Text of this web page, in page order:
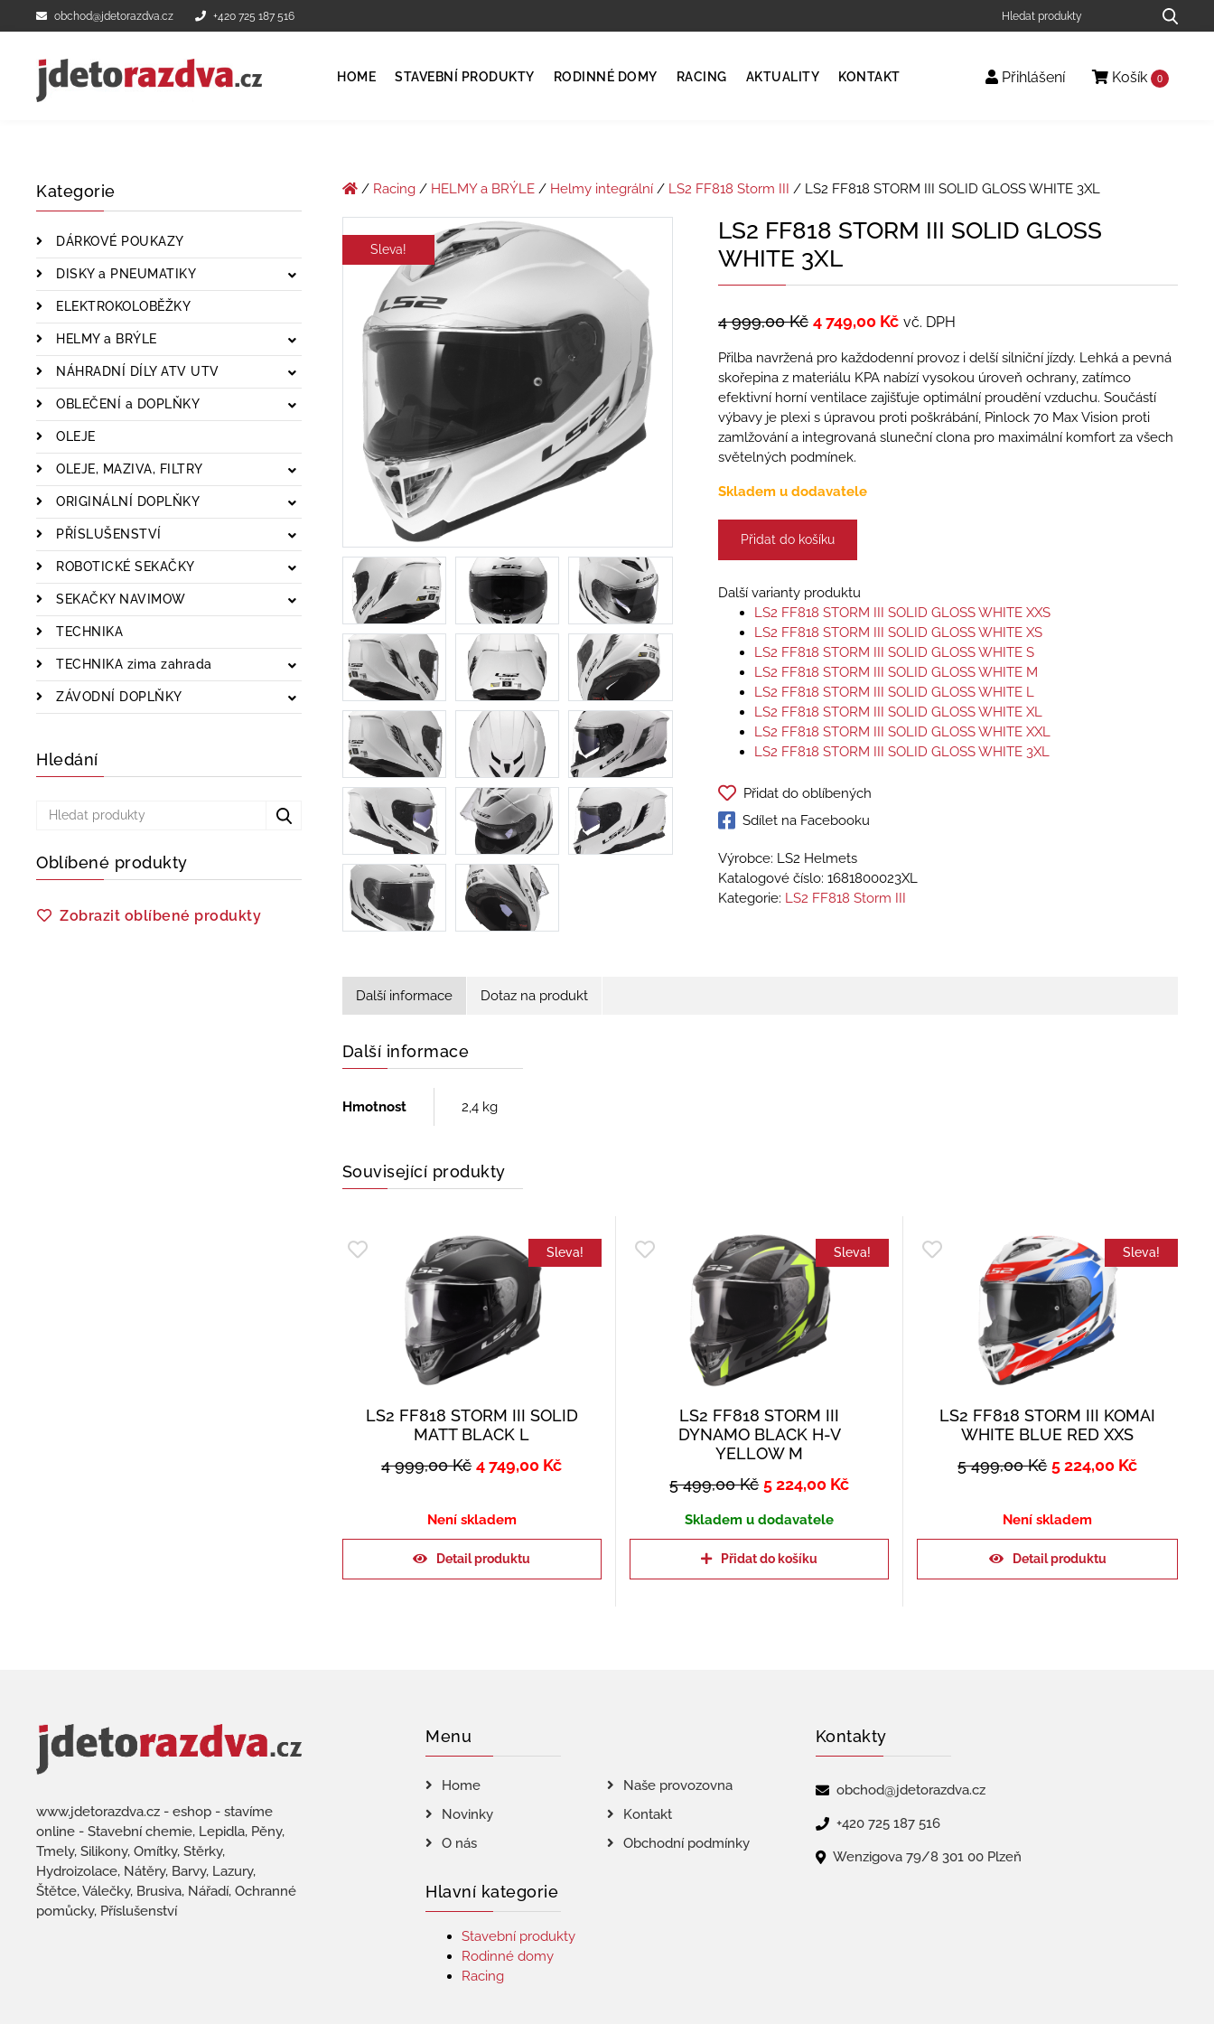
obchod@jdetorazdva.cz +420 725 187 516
HOME STAVEBNÍ PRODUKTY RODINNÉ DOMY RACING AKTUALITY KONTAKT Přihlášení Košík 0
Kategorie
DÁRKOVÉ POUKAZY
DISKY a PNEUMATIKY
ELEKTROKOLOBĚŽKY
HELMY a BRÝLE
NÁHRADNÍ DÍLY ATV UTV
OBLEČENÍ a DOPLŇKY
OLEJE
OLEJE, MAZIVA, FILTRY
ORIGINÁLNÍ DOPLŇKY
PŘÍSLUŠENSTVÍ
ROBOTICKÉ SEKAČKY
SEKAČKY NAVIMOW
TECHNIKA
TECHNIKA zima zahrada
ZÁVODNÍ DOPLŇKY
Hledání
Oblíbené produkty
Zobrazit oblíbené produkty
/ Racing/ HELMY a BRÝLE/ Helmy integrální/ LS2 FF818 Storm III / LS2 FF818 STORM III SOLID GLOSS WHITE 3XL
Sleva!
LS2 FF818 STORM III SOLID GLOSS
WHITE 3XL
4 999,00Kč 4 749,00 Kč vč. DPH
Přilba navržená pro každodenní provoz i delší silniční jízdy. Lehká a pevná
skořepina z materiálu KPA nabízí vysokou úroveň ochrany, zatímco
efektivní horní ventilace zajišťuje optimální proudění vzduchu. Součástí
výbavy je plexi s úpravou proti poškrábání, Pinlock 70 Max Vision proti
zamlžování a integrovaná sluneční clona pro maximální komfort za všech
světelných podmínek.
Skladem u dodavatele
Přidat do košíku
Další varianty produktu
LS2 FF818 STORM III SOLID GLOSS WHITE XXS
LS2 FF818 STORM III SOLID GLOSS WHITE XS
LS2 FF818 STORM III SOLID GLOSS WHITE S
LS2 FF818 STORM III SOLID GLOSS WHITE M
LS2 FF818 STORM III SOLID GLOSS WHITE L
LS2 FF818 STORM III SOLID GLOSS WHITE XL
LS2 FF818 STORM III SOLID GLOSS WHITE XXL
LS2 FF818 STORM III SOLID GLOSS WHITE 3XL
Přidat do oblíbených
Sdílet na Facebooku
Výrobce: LS2 Helmets
Katalogové číslo: 1681800023XL
Kategorie: LS2 FF818 Storm III
Další informace Dotaz na produkt
Další informace
Hmotnost 2,4 kg
Související produkty
Sleva!
LS2 FF818 STORM III SOLID
MATT BLACK L
4 999,00Kč 4 749,00 Kč
Není skladem
Detail produktu
Sleva!
LS2 FF818 STORM III
DYNAMO BLACK H-V
YELLOW M
5 499,00Kč 5 224,00 Kč
Skladem u dodavatele
Přidat do košíku
Sleva!
LS2 FF818 STORM III KOMAI
WHITE BLUE RED XXS
5 499,00Kč 5 224,00 Kč
Není skladem
Detail produktu
www.jdetorazdva.cz - eshop - stavíme
online - Stavební chemie, Lepidla, Pěny,
Tmely, Silikony, Omítky, Stěrky,
Hydroizolace, Nátěry, Barvy, Lazury,
Štětce, Válečky, Brusiva, Nářadí, Ochranné
pomůcky, Příslušenství
Menu
Home
Naše provozovna
Novinky
Kontakt
O nás
Obchodní podmínky
Hlavní kategorie
Stavební produkty
Rodinné domy
Racing
Kontakty
obchod@jdetorazdva.cz
+420 725 187 516
Wenzigova 79/8 301 00 Plzeň